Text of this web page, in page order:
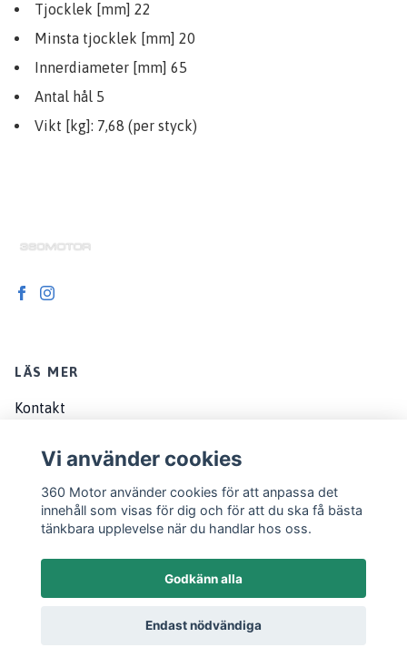
Tjocklek [mm] 22
Minsta tjocklek [mm] 20
Innerdiameter [mm] 65
Antal hål 5
Vikt [kg]: 7,68 (per styck)
LÄS MER
Kontakt
Köpvillkor
EU customers
© 2026 360 Motor Powered by Quickbutik
Vi använder cookies
360 Motor använder cookies för att anpassa det
innehåll som visas för dig och för att du ska få bästa
tänkbara upplevelse när du handlar hos oss.
Godkänn alla
Endast nödvändiga